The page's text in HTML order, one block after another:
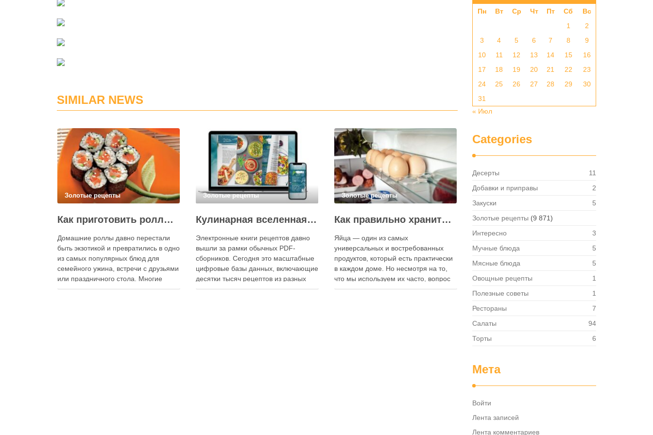
SIMILAR NEWS
Золотые рецепты
Как приготовить роллы в домашних условиях?
Домашние роллы давно перестали
быть экзотикой и превратились в одно
из самых популярных блюд для
семейного ужина, встречи с друзьями
или праздничного стола. Многие
считают, что приготовление японских
Золотые рецепты
Кулинарная вселенная в цифре: топ-3 самых больших электронных книг рецептов
Электронные книги рецептов давно
вышли за рамки обычных PDF-
сборников. Сегодня это масштабные
цифровые базы данных, включающие
десятки тысяч рецептов из разных
стран мира, с подробными
Золотые рецепты
Как правильно хранить яйца: в холодильнике или на полке?
Яйца — один из самых
универсальных и востребованных
продуктов, который есть практически
в каждом доме. Но несмотря на то,
что мы используем их часто, вопрос
хранения остаётся актуальным: где
Пн Вт Ср Чт Пт Сб
Вс
1
2
3
4 5 6 7 8
9
10
11 12 13 14 15
16
17
18 19 20 21 22
23
24
25 26 27 28 29
30
31
« Июл
Categories
Десерты
11
Добавки и приправы
2
Закуски
5
Золотые рецепты (9 871)
Интересно
3
Мучные блюда
5
Мясные блюда
5
Овощные рецепты
1
Полезные советы
1
Рестораны
7
Салаты
94
Торты
6
Мета
Войти
Лента записей
Лента комментариев